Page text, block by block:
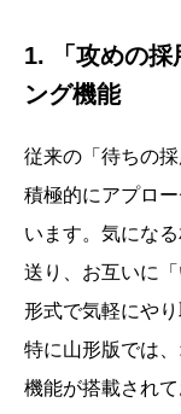
1. 「攻めの採
ング機能
従来の「待ちの
積極的にアプロ
います。気にな
送り、お互いに
形式で気軽にやり
特に山形版では
機能が搭載され